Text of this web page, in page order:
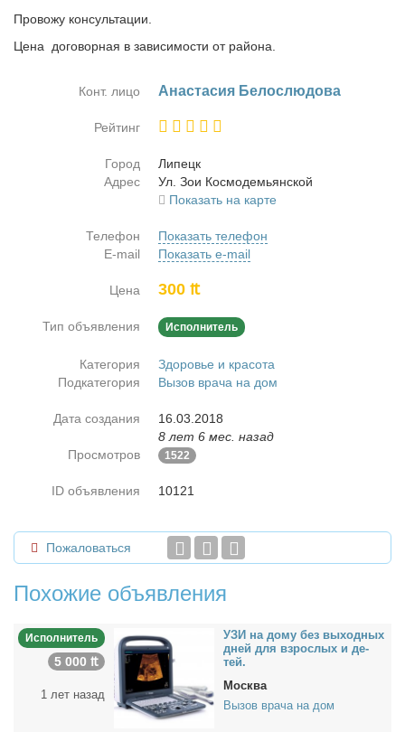
Провожу консультации.
Цена договорная в зависимости от района.
Конт. лицо Ана­ста­сия Бе­ло­слю­до­ва
Рейтинг
Город
Ли­пецк
Адрес
Ул. Зои Кос­мо­де­мьян­ской
Показать на карте
Телефон
Показать телефон
E-mail
Показать e-mail
Цена 300 ₶
Тип объявления Исполнитель
Категория
Здоровье и красота
Подкатегория
Вызов врача на дом
Дата создания
16.03.2018
8 лет 6 мес. назад
Просмотров
1522
ID объявления 10121
Пожаловаться
Похожие объявления
Исполнитель
5 000 ₶
1 лет назад
УЗИ на до­му без вы­ход­ных
дней для взрос­лых и де­
тей.
Москва
Вызов врача на дом